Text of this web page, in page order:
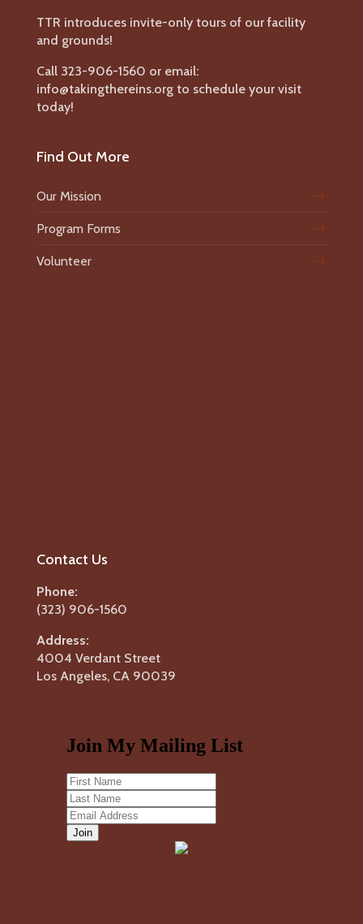
TTR introduces invite-only tours of our facility
and grounds!
Call 323-906-1560 or email:
info@takingthereins.org to schedule your visit
today!
Find Out More
Our Mission
Program Forms
Volunteer
Contact Us
Phone:
(323) 906-1560
Address:
4004 Verdant Street
Los Angeles, CA 90039